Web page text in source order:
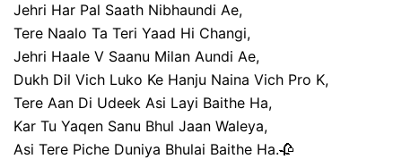
Jehri Har Pal Saath Nibhaundi Ae,
Tere Naalo Ta Teri Yaad Hi Changi,
Jehri Haale V Saanu Milan Aundi Ae,
Dukh Dil Vich Luko Ke Hanju Naina Vich Pro K,
Tere Aan Di Udeek Asi Layi Baithe Ha,
Kar Tu Yaqen Sanu Bhul Jaan Waleya,
Asi Tere Piche Duniya Bhulai Baithe Ha.🥀